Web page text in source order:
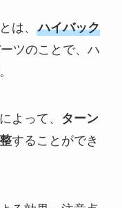
は、 ハイバック
ツのことで、ハ
よって、
ターン
することができ